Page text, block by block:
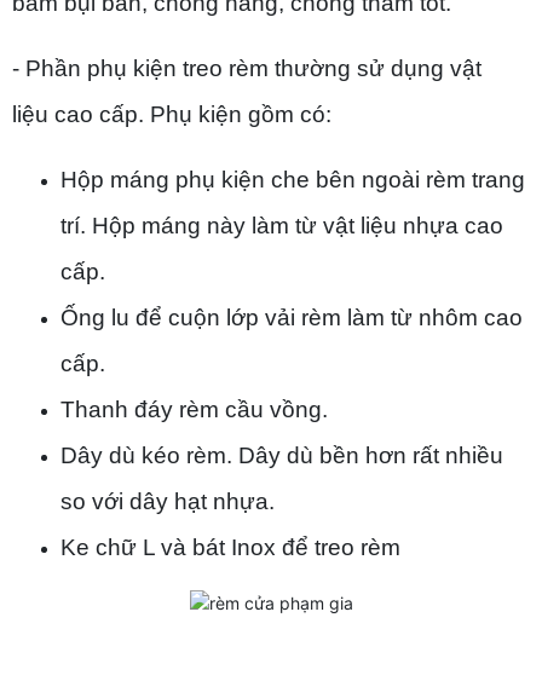
- Phần phụ kiện treo rèm thường sử dụng vật
liệu cao cấp. Phụ kiện gồm có:
Hộp máng phụ kiện che bên ngoài rèm trang
trí. Hộp máng này làm từ vật liệu nhựa cao
cấp.
Ống lu để cuộn lớp vải rèm làm từ nhôm cao
cấp.
Thanh đáy rèm cầu vồng.
Dây dù kéo rèm. Dây dù bền hơn rất nhiều
so với dây hạt nhựa.
Ke chữ L và bát Inox để treo rèm